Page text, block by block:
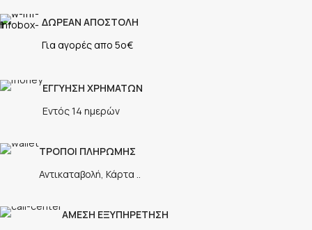
Kitchen
Leo uteu ullamcorper
ΔΩΡΕΑΝ ΑΠΟΣΤΟΛΗ
Για αγορές απο 5ο€
ΕΓΓΥΗΣΗ ΧΡΗΜΑΤΩΝ
Εντός 14 ημερών
ΤΡΟΠΟΙ ΠΛΗΡΩΜΗΣ
Αντικαταβολή, Κάρτα ..
ΑΜΕΣΗ ΕΞΥΠΗΡΕΤΗΣΗ